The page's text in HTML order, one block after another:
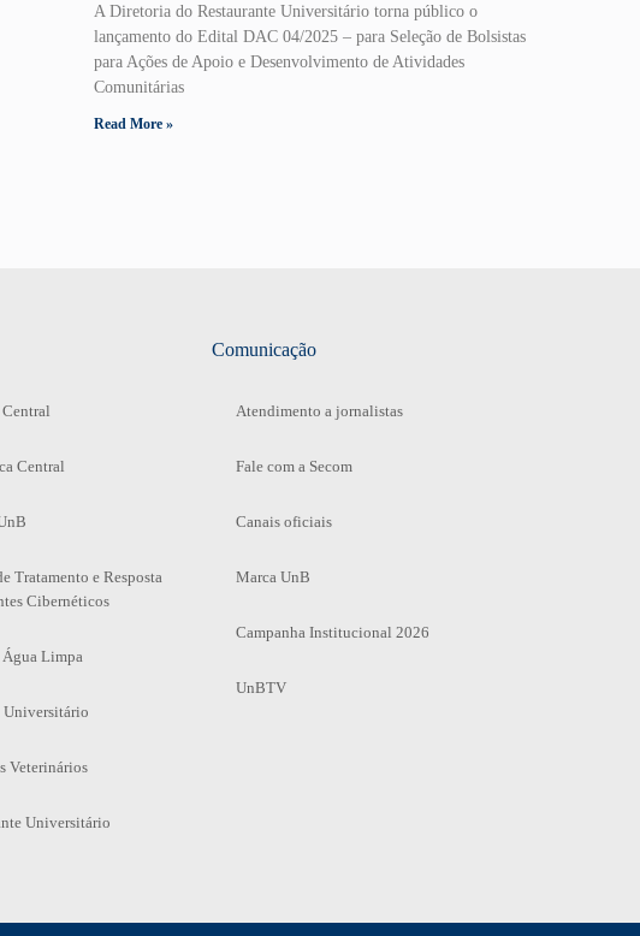
A Diretoria do Restaurante Universitário torna público o
lançamento do Edital DAC 04/2025 – para Seleção de Bolsistas
para Ações de Apoio e Desenvolvimento de Atividades
Comunitárias
Read More »
Central
Tratamento e Resposta
Cibernéticos
Água Limpa
Veterinários
Universitário
Comunicação
Atendimento a jornalistas
Fale com a Secom
Canais oficiais
Marca UnB
Campanha Institucional 2026
UnBTV